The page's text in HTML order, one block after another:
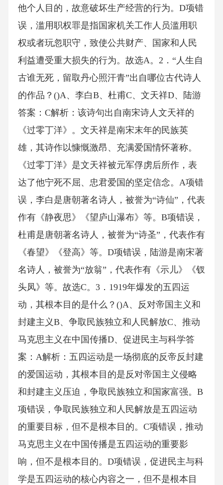
他个人目的，故意破坏生产经营的行为。D项错
误，滥用职权罪是指国家机关工作人员滥用职
权或者玩忽职守，致使公共财产、国家和人民
利益遭受重大损失的行为。故选A。2．“人生自
古谁无死，留取丹心照汗青”出自哪位古代诗人
的作品？()A、李白B、杜甫C、文天祥D、陆游
答案：C解析：该诗句出自南宋诗人文天祥的
《过零丁洋》。文天祥是南宋末年的民族英
雄，其诗作以慷慨激昂、充满爱国情怀著称。
《过零丁洋》是文天祥被元军俘虏后所作，表
达了他宁死不屈、忠君爱国的坚定信念。A项错
误，李白是唐朝著名诗人，被誉为“诗仙”，代表
作有《静夜思》《望庐山瀑布》等。B项错误，
杜甫是唐朝著名诗人，被誉为“诗圣”，代表作有
《春望》《登高》等。D项错误，陆游是南宋著
名诗人，被誉为“放翁”，代表作有《示儿》《钗
头凤》等。故选C。3．1919年爆发的五四运
动，其根本目的是什么？()A、反对帝国主义和
封建主义B、争取民族独立和人民解放C、推动
马克思主义在中国传播D、促进民主与科学答
案：A解析：五四运动是一场彻底的反帝反封建
的爱国运动，其根本目的是反对帝国主义侵略
和封建主义压迫，争取民族独立和国家富强。B
项错误，争取民族独立和人民解放是五四运动
的重要目标，但不是根本目的。C项错误，推动
马克思主义在中国传播是五四运动的重要影
响，但不是根本目的。D项错误，促进民主与科
学是五四运动的核心内容之一，但不是根本目